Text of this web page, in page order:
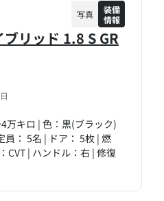
ブリッド 1.8 S GR
万キロ | 色：黒(ブラック)
員： 5名 | ドア： 5枚 | 燃
CVT | ハンドル：右 | 修復
写真
装備
情報